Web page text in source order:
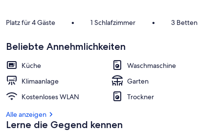
Platz für 4 Gäste • 1 Schlafzimmer • 3 Betten
Beliebte Annehmlichkeiten
Küche
Waschmaschine
Klimaanlage
Garten
Kostenloses WLAN
Trockner
Alle anzeigen
Lerne die Gegend kennen